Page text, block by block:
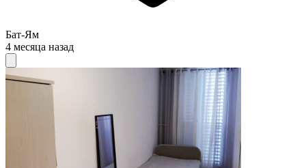
Бат-Ям
4 месяца назад